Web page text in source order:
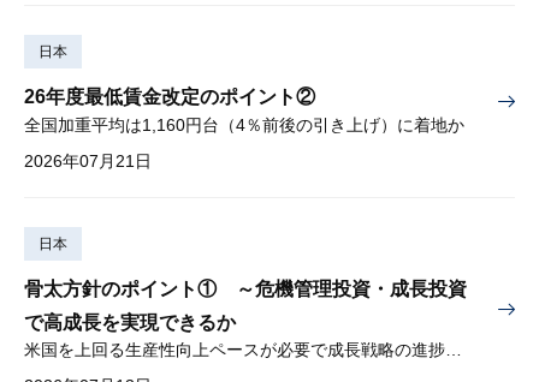
日本
26年度最低賃金改定のポイント②
全国加重平均は1,160円台（4％前後の引き上げ）に着地か
2026年07月21日
日本
骨太方針のポイント① ～危機管理投資・成長投資
で高成長を実現できるか
米国を上回る生産性向上ペースが必要で成長戦略の進捗管理も課題